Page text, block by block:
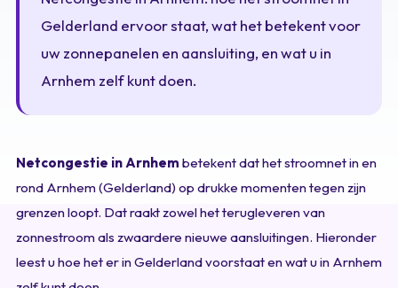
Gelderland ervoor staat, wat het betekent voor
uw zonnepanelen en aansluiting, en wat u in
Arnhem zelf kunt doen.
Netcongestie in Arnhem betekent dat het stroomnet in en
rond Arnhem (Gelderland) op drukke momenten tegen zijn
grenzen loopt. Dat raakt zowel het terugleveren van
zonnestroom als zwaardere nieuwe aansluitingen. Hieronder
leest u hoe het er in Gelderland voorstaat en wat u in Arnhem